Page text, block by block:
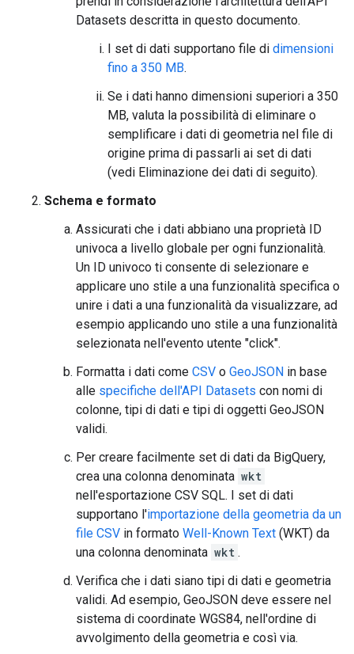
Datasets descritta in questo documento.
I set di dati supportano file di dimensioni
fino a 350 MB.
Se i dati hanno dimensioni superiori a 350
MB, valuta la possibilità di eliminare o
semplificare i dati di geometria nel file di
origine prima di passarli ai set di dati
(vedi Eliminazione dei dati di seguito).
Schema e formato
Assicurati che i dati abbiano una proprietà ID
univoca a livello globale per ogni funzionalità.
Un ID univoco ti consente di selezionare e
applicare uno stile a una funzionalità specifica o
unire i dati a una funzionalità da visualizzare, ad
esempio applicando uno stile a una funzionalità
selezionata nell'evento utente "click".
Formatta i dati come CSV o GeoJSON in base
alle specifiche dell'API Datasets con nomi di
colonne, tipi di dati e tipi di oggetti GeoJSON
validi.
Per creare facilmente set di dati da BigQuery,
crea una colonna denominata wkt
nell'esportazione CSV SQL. I set di dati
supportano l'importazione della geometria da un
file CSV in formato Well-Known Text (WKT) da
una colonna denominata wkt .
Verifica che i dati siano tipi di dati e geometria
validi. Ad esempio, GeoJSON deve essere nel
sistema di coordinate WGS84, nell'ordine di
avvolgimento della geometria e così via.